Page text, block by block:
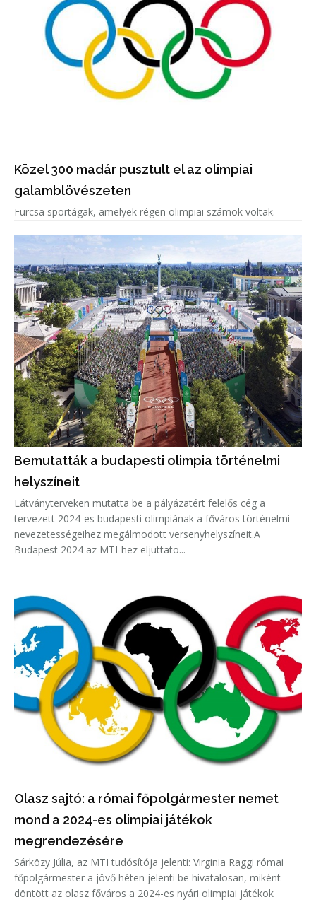
Közel 300 madár pusztult el az olimpiai
galamblövészeten
Furcsa sportágak, amelyek régen olimpiai számok voltak.
Bemutatták a budapesti olimpia történelmi
helyszíneit
Látványterveken mutatta be a pályázatért felelős cég a
tervezett 2024-es budapesti olimpiának a főváros történelmi
nevezetességeihez megálmodott versenyhelyszíneit.A
Budapest 2024 az MTI-hez eljuttato...
Olasz sajtó: a római főpolgármester nemet
mond a 2024-es olimpiai játékok
megrendezésére
Sárközy Júlia, az MTI tudósítója jelenti: Virginia Raggi római
főpolgármester a jövő héten jelenti be hivatalosan, miként
döntött az olasz főváros a 2024-es nyári olimpiai játékok